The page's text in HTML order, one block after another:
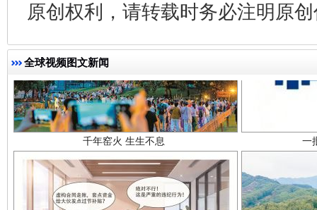
原创权利，请转载时务必注明原
全球视频图文新闻
千年窑火 生生不息 一